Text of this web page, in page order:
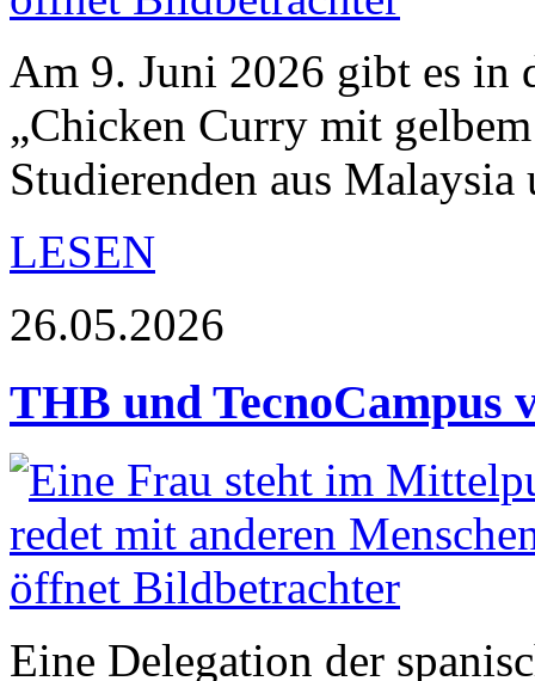
Am 9. Juni 2026 gibt es in
„Chicken Curry mit
Studierenden aus
LESEN
26.05.2026
THB und TecnoCampus
Eine Delegation der